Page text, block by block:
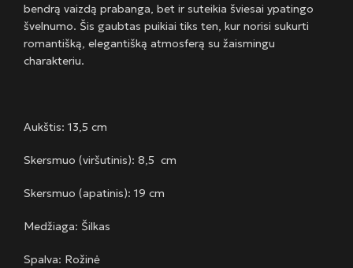
bendrą vaizdą prabanga, bet ir suteikia šviesai ypatingo
švelnumo. Šis gaubtas puikiai tiks ten, kur norisi sukurti
romantišką, elegantišką atmosferą su žaismingu
charakteriu.
Aukštis: 13,5 cm
Skersmuo (viršutinis): 8,5 cm
Skersmuo (apatinis): 19 cm
Medžiaga: Šilkas
Spalva: Rožinė